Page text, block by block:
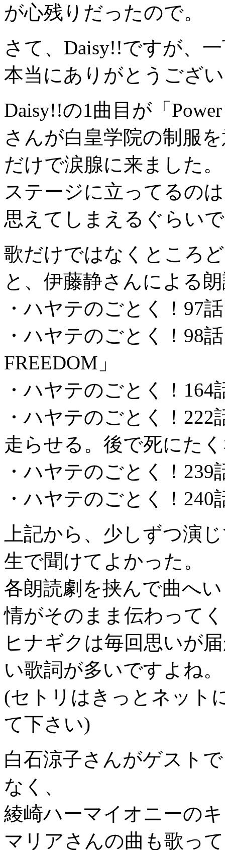
が心残りだったので。
さて、Daisy!!ですが、
本当にありがとうござ
Daisy!!の1曲目が「
さんが白皇学院の制服
だけで涙腺に来ました。
ステージに立ってるの
思えてしまえるぐらい
歌だけではなくところ
と、伊藤静さんによる
・ハヤテのごとく！97
・ハヤテのごとく！98
FREEDOM」
・ハヤテのごとく！
・ハヤテのごとく！
走らせる。後で死にた
・ハヤテのごとく！
・ハヤテのごとく！
上記から、少しずつ演
生で聞けてよかった。
各朗読劇を挟んで曲へ
情がそのまま伝わって
ヒナギクは毎回思いが
い歌詞が多いですよね。
(セトリはきっとネット
て下さい)
白石涼子さんがゲスト
なく、
綾崎ハーマイオニーの
マリアさんの曲も歌っ